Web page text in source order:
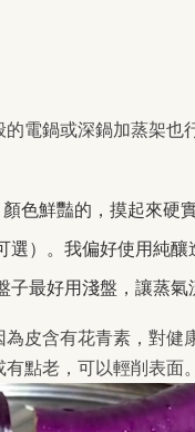
電鍋或深鍋加蒸架也
色鮮豔的，摸起來硬
）。我偏好使用純釀
最好用淺盤，讓蒸氣
皮含有花青素，對健
點老，可以輕削表面。